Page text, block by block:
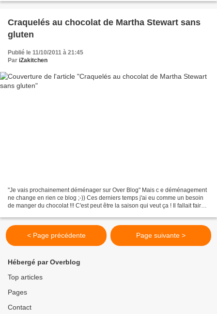
Craquelés au chocolat de Martha Stewart sans
gluten
Publié le 11/10/2011 à 21:45
Par iZakitchen
"Je vais prochainement déménager sur Over Blog" Mais c e déménagement
ne change en rien ce blog ;-)) Ces derniers temps j'ai eu comme un besoin
de manger du chocolat !!! C'est peut être la saison qui veut ça ! Il fallait faire
< Page précédente Page suivante >
Hébergé par Overblog
Top articles
Pages
Contact